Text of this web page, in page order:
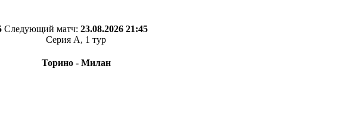
Следующий матч: 23.08.2026 21:45
Серия А, 1 тур
Торино - Милан